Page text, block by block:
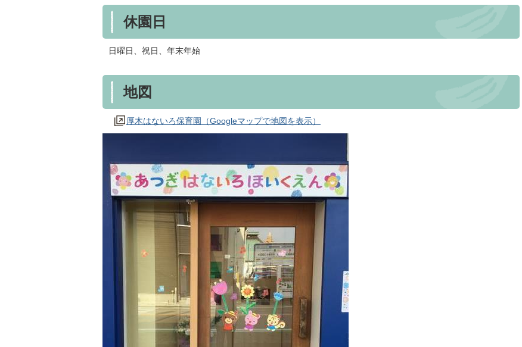
休園日
日曜日、祝日、年末年始
地図
厚木はないろ保育園（Googleマップで地図を表示）